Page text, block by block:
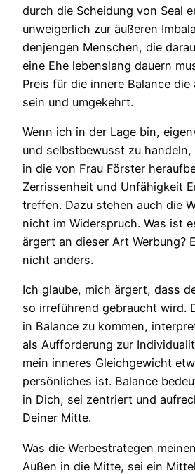
durch die Scheidung von Seal
unweigerlich zur äußeren
denjengen Menschen, die
eine Ehe lebenslang dauern
Preis für die innere Balance die
sein und umgekehrt.
Wenn ich in der Lage bin,
und selbstbewusst zu
in die von Frau Förster
Zerrissenheit und Unfähigkeit
treffen. Dazu stehen auch die
nicht im Widerspruch. Was ist
ärgert an dieser Art Werbung?
nicht anders.
Ich glaube, mich ärgert, dass
so irreführend gebraucht wird.
in Balance zu kommen,
als Aufforderung zur
mein inneres Gleichgewicht
persönliches ist. Balance
in Dich, sei zentriert und
Deiner Mitte.
Was die Werbestrategen
Außen in die Mitte, sei ein